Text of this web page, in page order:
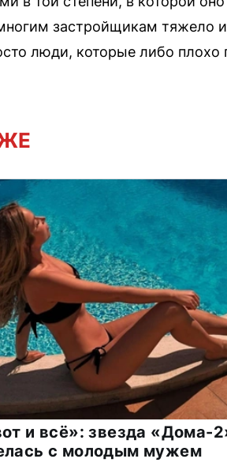
застройщикам тяжело
люди, которые либо плохо
и всё»: звезда «Дома-
с молодым мужем